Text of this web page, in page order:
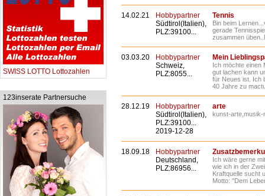
SWISS LOTTO Lottozahlen
123inserate Partnersuche
14.02.21
Hobbypartner
Südtirol(Italien),
PLZ:39100...
Tennis
Bin beim
gerade
zusammen
03.03.20
Hobbypartner
Schweiz,
PLZ:8055...
Mein
Ich möchte einen
gut lachen kann
für Neues ist. Ich
40 Jahre zu
28.12.19
Hobbypartner
Südtirol(Italien),
PLZ:39100...
2019-12-28
arte
kunst-arte,musik-
18.09.18
Hobbypartner
Deutschland,
PLZ:86956...
Ich wäre gerne
wie ich in der
Kraftquelle sucht
Motto: "Dem